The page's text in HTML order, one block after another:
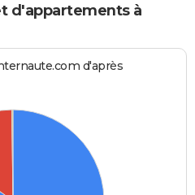
d'appartements à
d'après